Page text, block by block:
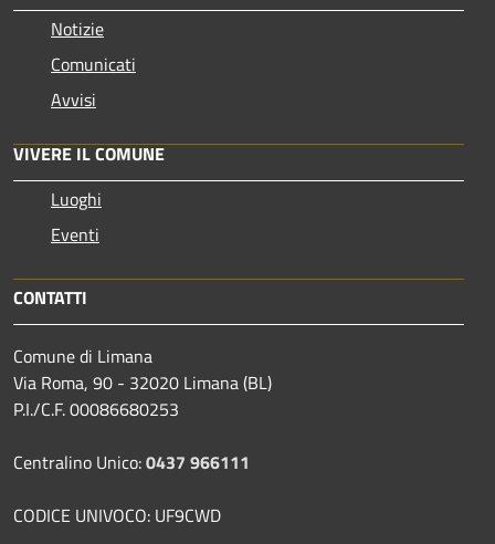
Notizie
Comunicati
Avvisi
VIVERE IL COMUNE
Luoghi
Eventi
CONTATTI
Comune di Limana
Via Roma, 90 - 32020 Limana (BL)
P.I./C.F. 00086680253
Centralino Unico:0437 966111
CODICE UNIVOCO: UF9CWD